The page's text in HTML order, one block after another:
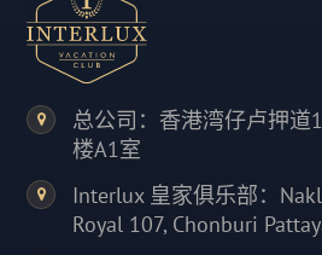
总公司：香港湾仔卢押道
楼A1室
Interlux 皇家俱乐部：
Royal 107, Chonburi